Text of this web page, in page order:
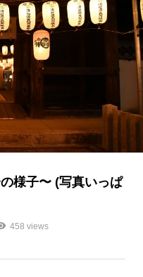
様子〜 (写真いっぱ
458 views